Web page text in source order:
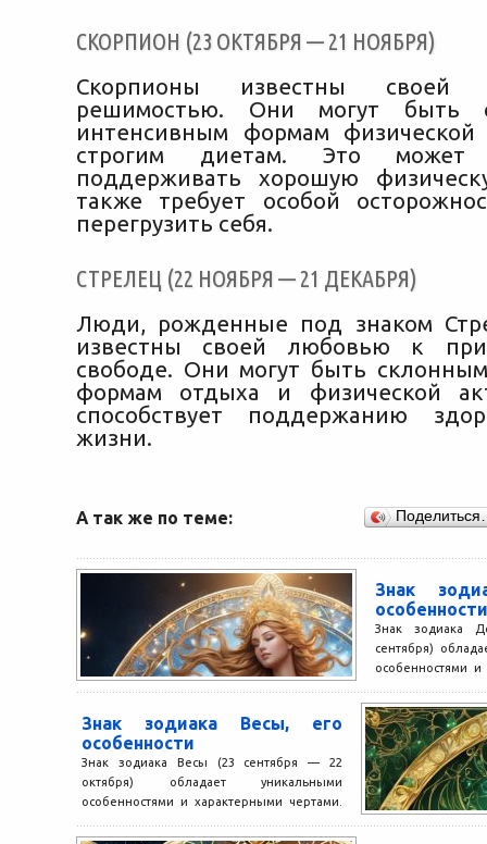
СКОРПИОН (23 ОКТЯБРЯ — 21 НОЯБРЯ)
Скорпионы известны своей
решимостью. Они могут быть
интенсивным формам физической
строгим диетам. Это
поддерживать хорошую
также требует особой
перегрузить себя.
СТРЕЛЕЦ (22 НОЯБРЯ — 21 ДЕКАБРЯ)
Люди, рожденные под знаком
известны своей любовью к
свободе. Они могут быть
формам отдыха и физической
способствует поддержанию
жизни.
А так же по теме:
Знак
особенности
Знак зодиака
сентября)
особенностями
Знак зодиака Весы, его
особенности
Знак зодиака Весы (23 сентября — 22
октября) обладает уникальными
особенностями и характерными чертами.
характеризующих Весов:...